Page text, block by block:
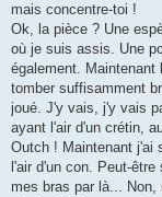
mais concentre-toi !
Ok, la pièce ? Une
où je suis assis. Une
également.
tomber suffisamment
joué. J'y vais, j'y vais
ayant l'air d'un crétin,
Outch ! Maintenant j'ai
l'air d'un con. Peut-
mes bras par là...